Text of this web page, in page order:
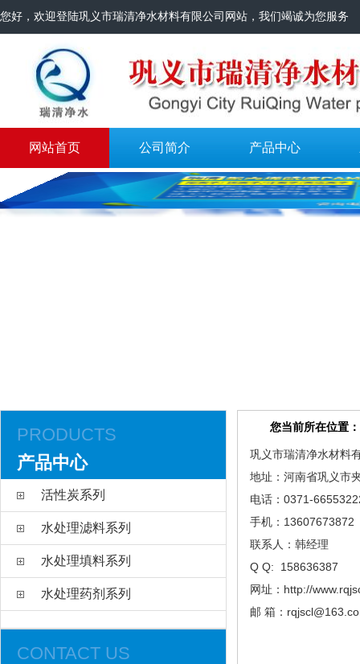
您好，欢迎登陆巩义市瑞清净水材料有限公司网站，我们竭诚为您服务
网站首页 公司简介 产品中心
PRODUCTS
产品中心
活性炭系列
水处理滤料系列
水处理填料系列
水处理药剂系列
CONTACT US
您当前所在位置：
巩义市瑞清净水材料
地址：河南省巩义市
电话：0371-
手机：
联系人：韩经理
Q Q: 158636387
网址：http://
邮 箱：